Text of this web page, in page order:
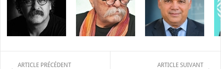
ARTICLE PRÉCÉDENT ARTICLE SUIVANT